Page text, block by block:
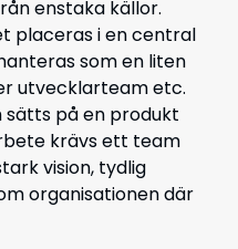
enstaka källor.
placeras i en central
som en liten
utvecklarteam etc.
sätts på en produkt
krävs ett team
vision, tydlig
organisationen där